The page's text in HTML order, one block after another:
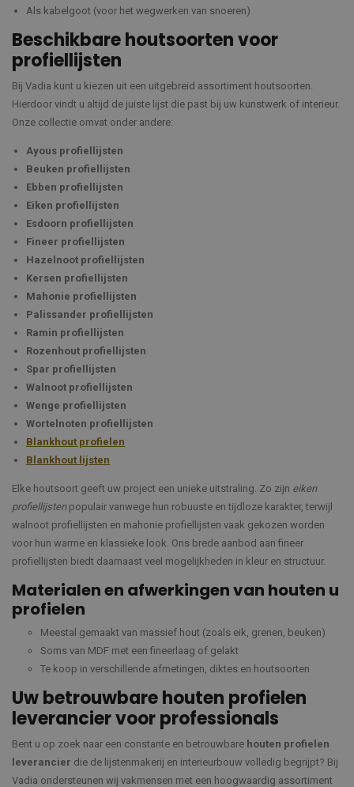
Als kabelgoot (voor het wegwerken van snoeren)
Beschikbare houtsoorten voor
profiellijsten
Bij Vadia kunt u kiezen uit een uitgebreid assortiment houtsoorten.
Hierdoor vindt u altijd de juiste lijst die past bij uw kunstwerk of interieur.
Onze collectie omvat onder andere:
Ayous profiellijsten
Beuken profiellijsten
Ebben profiellijsten
Eiken profiellijsten
Esdoorn profiellijsten
Fineer profiellijsten
Hazelnoot profiellijsten
Kersen profiellijsten
Mahonie profiellijsten
Palissander profiellijsten
Ramin profiellijsten
Rozenhout profiellijsten
Spar profiellijsten
Walnoot profiellijsten
Wenge profiellijsten
Wortelnoten profiellijsten
Blankhout profielen
Blankhout lijsten
Elke houtsoort geeft uw project een unieke uitstraling. Zo zijn eiken
profiellijstenpopulair vanwege hun robuuste en tijdloze karakter, terwijl
walnoot profiellijsten en mahonie profiellijsten vaak gekozen worden
voor hun warme en klassieke look. Ons brede aanbod aan fineer
profiellijsten biedt daarnaast veel mogelijkheden in kleur en structuur.
Materialen en afwerkingen van houten u
profielen
Meestal gemaakt van massief hout (zoals eik, grenen, beuken)
Soms van MDF met een fineerlaag of gelakt
Te koop in verschillende afmetingen, diktes en houtsoorten
Uw betrouwbare houten profielen
leverancier voor professionals
Bent u op zoek naar een constante en betrouwbare houten profielen
leverancier die de lijstenmakerij en interieurbouw volledig begrijpt? Bij
Vadia ondersteunen wij vakmensen met een hoogwaardig assortiment